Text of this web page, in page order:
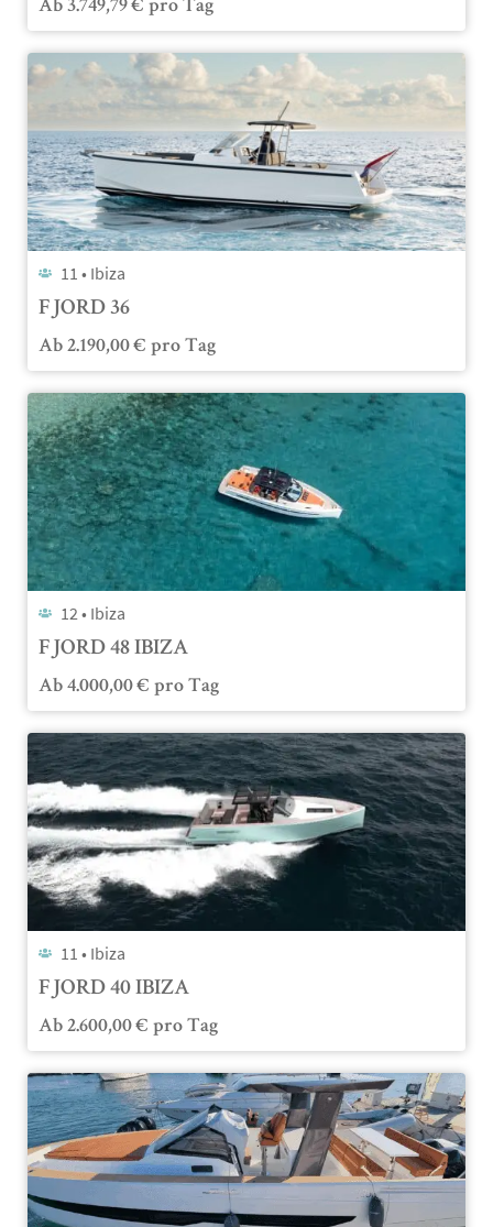
Ab 3.749,79€ pro Tag
11 • Ibiza
FJORD 36
Ab 2.190,00€ pro Tag
12 • Ibiza
FJORD 48 IBIZA
Ab 4.000,00€ pro Tag
11 • Ibiza
FJORD 40 IBIZA
Ab 2.600,00€ pro Tag